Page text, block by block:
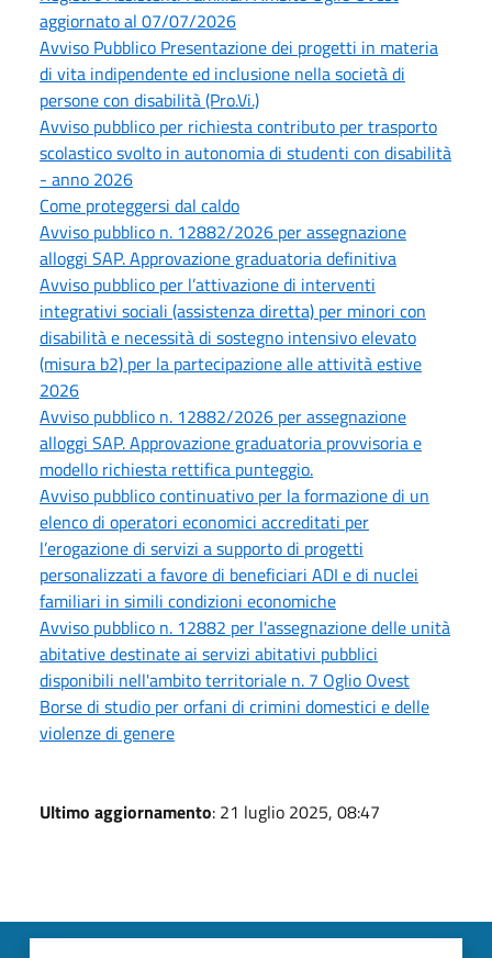
aggiornato al 07/07/2026
Avviso Pubblico Presentazione dei progetti in materia
di vita indipendente ed inclusione nella società di
persone con disabilità (Pro.Vi.)
Avviso pubblico per richiesta contributo per trasporto
scolastico svolto in autonomia di studenti con disabilità
- anno 2026
Come proteggersi dal caldo
Avviso pubblico n. 12882/2026 per assegnazione
alloggi SAP. Approvazione graduatoria definitiva
Avviso pubblico per l’attivazione di interventi
integrativi sociali (assistenza diretta) per minori con
disabilità e necessità di sostegno intensivo elevato
(misura b2) per la partecipazione alle attività estive
2026
Avviso pubblico n. 12882/2026 per assegnazione
alloggi SAP. Approvazione graduatoria provvisoria e
modello richiesta rettifica punteggio.
Avviso pubblico continuativo per la formazione di un
elenco di operatori economici accreditati per
l’erogazione di servizi a supporto di progetti
personalizzati a favore di beneficiari ADI e di nuclei
familiari in simili condizioni economiche
Avviso pubblico n. 12882 per l'assegnazione delle unità
abitative destinate ai servizi abitativi pubblici
disponibili nell'ambito territoriale n. 7 Oglio Ovest
Borse di studio per orfani di crimini domestici e delle
violenze di genere
Ultimo aggiornamento: 21 luglio 2025, 08:47